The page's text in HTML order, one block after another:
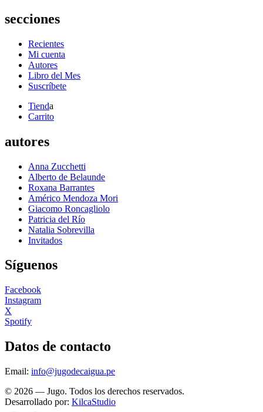
secciones
Recientes
Mi cuenta
Autores
Libro del Mes
Suscríbete
Tienda
Carrito
autores
Anna Zucchetti
Alberto de Belaunde
Roxana Barrantes
Américo Mendoza Mori
Giacomo Roncagliolo
Patricia del Río
Natalia Sobrevilla
Invitados
Síguenos
Facebook
Instagram
X
Spotify
Datos de contacto
Email: info@jugodecaigua.pe
© 2026 — Jugo. Todos los derechos reservados.
Desarrollado por: KilcaStudio